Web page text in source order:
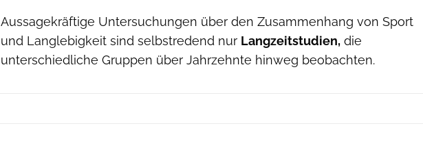
Aussagekräftige Untersuchungen über den Zusammenhang von Sport
und Langlebigkeit sind selbstredend nur Langzeitstudien, die
unterschiedliche Gruppen über Jahrzehnte hinweg beobachten.